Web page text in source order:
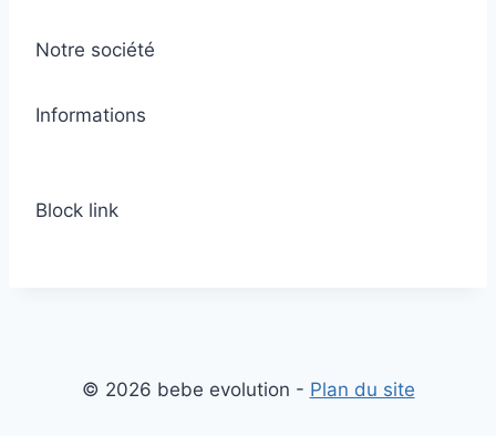
Notre société
Informations
Block link
© 2026 bebe evolution - Plan du site